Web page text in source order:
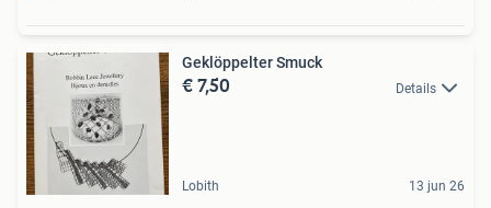
Geklöppelter Smuck
€ 7,50 Details
Lobith 13 jun 26